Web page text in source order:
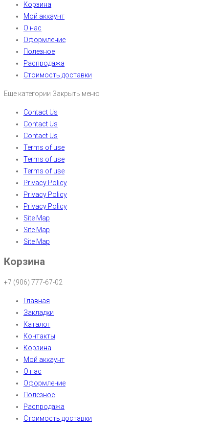
Корзина
Мой аккаунт
О нас
Оформление
Полезное
Распродажа
Стоимость доставки
Еще категории Закрыть меню
Contact Us
Contact Us
Contact Us
Terms of use
Terms of use
Terms of use
Privacy Policy
Privacy Policy
Privacy Policy
Site Map
Site Map
Site Map
Корзина
+7 (906) 777-67-02
Главная
Закладки
Каталог
Контакты
Корзина
Мой аккаунт
О нас
Оформление
Полезное
Распродажа
Стоимость доставки